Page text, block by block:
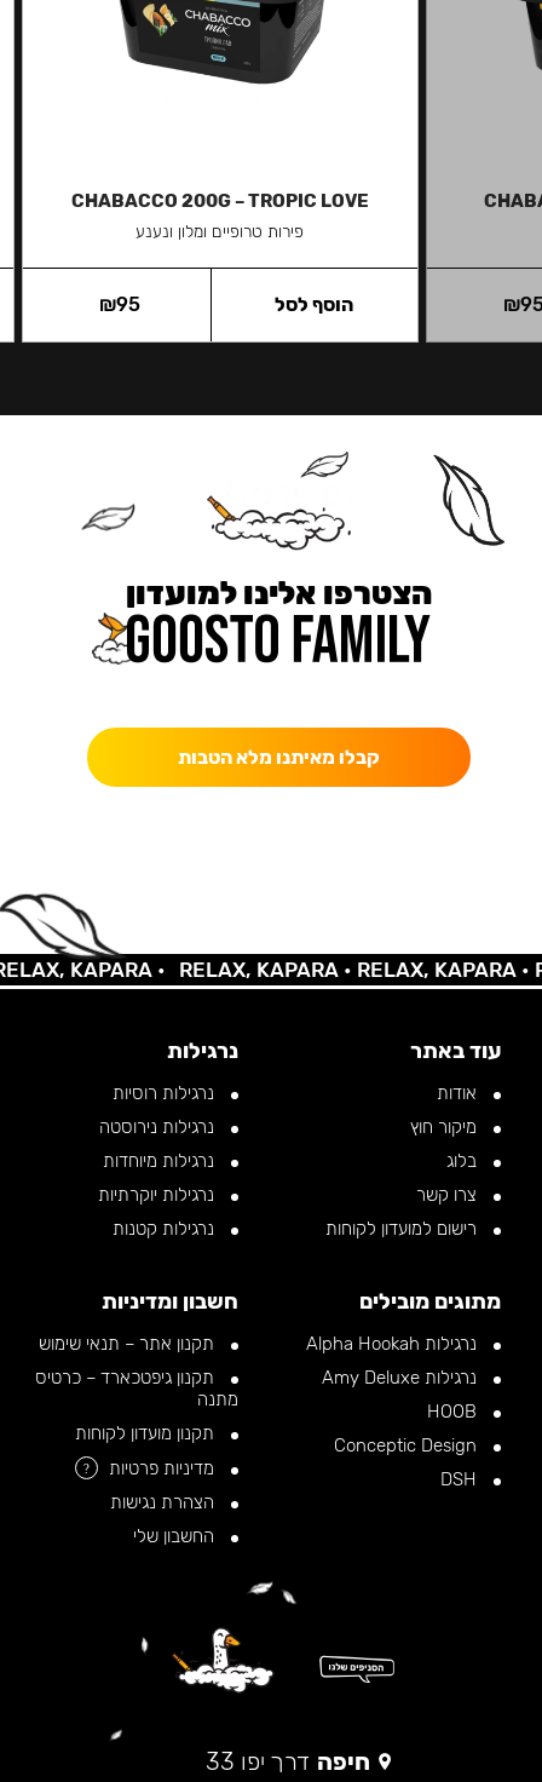
₪
CHABACCO 200G – TROPIC LOVE
פירות טרופיים ומלון ונענע
₪95 הוסף לסל
הצטרפו אלינו למועדון
קבלו מאיתנו מלא הטבות
KAPARA • RELAX, KAPARA •RELAX, KAPARA •
עוד באתר
אודות
מיקור חוץ
בלוג
צרו קשר
רישום למועדון לקוחות
נרגילות
נרגילות רוסיות
נרגילות נירוסטה
נרגילות מיוחדות
נרגילות יוקרתיות
נרגילות קטנות
מתוגים מובילים
נרגילות Alpha Hookah
נרגילות Amy Deluxe
חשבון ומדיניות
תקנון אתר – תנאי שימוש
תקנון גיפטכארד – כרטיס
מתנה
תקנון מועדון לקוחות
מדיניות פרטיות
?
הצהרת נגישות
החשבון שלי
חיפה דרך יפו 33